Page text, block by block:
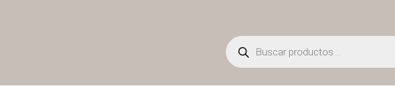
Búsqueda
de
productos